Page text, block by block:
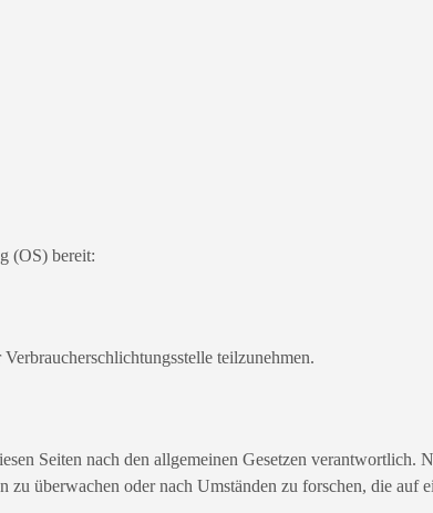
(OS) bereit:
teilzunehmen.
Seiten nach den allgemeinen Gesetzen verantwortlich.
überwachen oder nach Umständen zu forschen, die auf